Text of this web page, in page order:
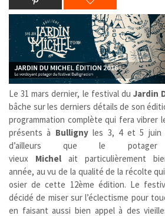
Le 31 mars dernier, le festival duJardin
bâche sur les derniers détails de son
programmation complète qui fera vibrer
présents à Bullignyles 3, 4 et 5 juin
d’ailleurs que le
vieux Michel ait particulièrement
année, au vu de la qualité de la récolte
osier de cette 12ème édition. Le
décidé de miser sur l’éclectisme pour
en faisant aussi bien appel à des